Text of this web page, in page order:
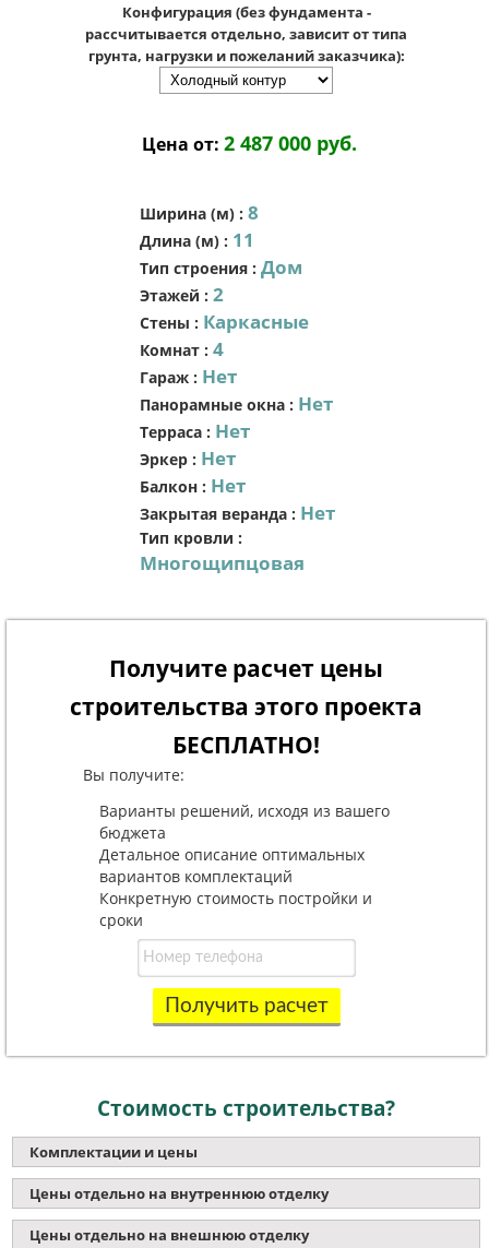
Конфигурация (без фундамента -
рассчитывается отдельно, зависит от типа
грунта, нагрузки и пожеланий заказчика):
Цена от: 2 487 000 руб.
Ширина (м) : 8
Длина (м) : 11
Тип строения : Дом
Этажей : 2
Стены : Каркасные
Комнат : 4
Гараж : Нет
Панорамные окна : Нет
Терраса : Нет
Эркер : Нет
Балкон : Нет
Закрытая веранда : Нет
Тип кровли :
Многощипцовая
Получите расчет цены
строительства этого проекта
БЕСПЛАТНО!
Вы получите:
Варианты решений, исходя из вашего
бюджета
Детальное описание оптимальных
вариантов комплектаций
Конкретную стоимость постройки и
сроки
Получить расчет
Стоимость строительства?
Комплектации и цены
Цены отдельно на внутреннюю отделку
Цены отдельно на внешнюю отделку